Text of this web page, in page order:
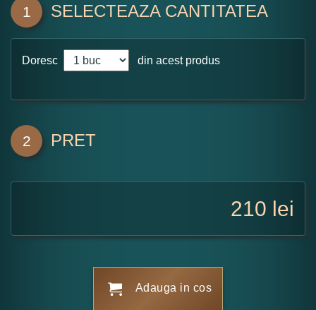
1 SELECTEAZA CANTITATEA
Doresc din acest produs
2 PRET
210 lei
Adauga in cos